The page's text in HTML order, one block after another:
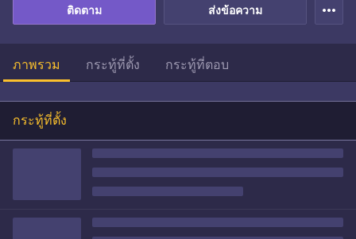
ส่งข้อความ
ติดตาม more_horiz
ภาพรวม กระทู้ที่ตั้ง กระทู้ที่ตอบ
กระทู้ที่ตั้ง